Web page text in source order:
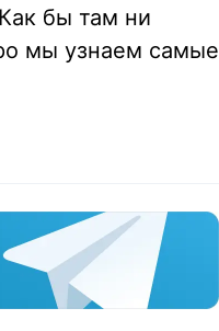
бы там ни
мы узнаем самые